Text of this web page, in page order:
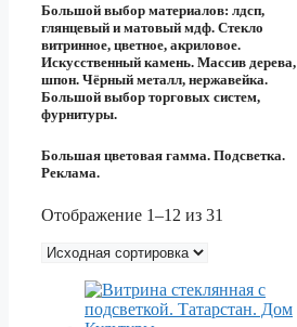
Большой выбор материалов: лдсп,
глянцевый и матовый мдф. Стекло
витринное, цветное, акриловое.
Искусственный камень. Массив дерева,
шпон. Чёрный металл, нержавейка.
Большой выбор торговых систем,
фурнитуры.
Большая цветовая гамма. Подсветка.
Реклама.
Отображение 1–12 из 31